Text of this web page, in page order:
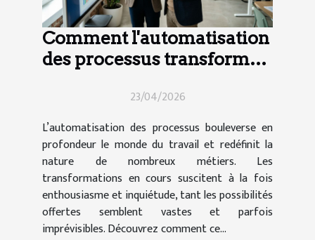
Comment l'automatisation
des processus transforme-
23/04/2026
L’automatisation des processus bouleverse en
profondeur le monde du travail et redéfinit la
nature de nombreux métiers. Les
transformations en cours suscitent à la fois
enthousiasme et inquiétude, tant les possibilités
offertes semblent vastes et parfois
imprévisibles. Découvrez comment ce...